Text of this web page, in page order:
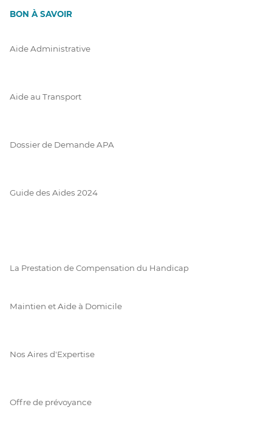
BON À SAVOIR
Aide Administrative
Aide au Transport
Dossier de Demande APA
Guide des Aides 2024
La Prestation de Compensation du Handicap
Maintien et Aide à Domicile
Nos Aires d'Expertise
Offre de prévoyance